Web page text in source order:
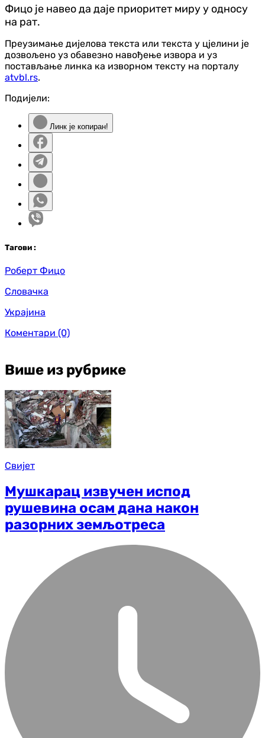
Фицо је навео да даје приоритет миру у односу
на рат.
Преузимање дијелова текста или текста у цјелини је
дозвољено уз обавезно навођење извора и уз
постављање линка ка изворном тексту на порталу
atvbl.rs.
Подијели:
Линк је копиран!
Тагови :
Роберт Фицо
Словачка
Украјина
Коментари (0)
Више из рубрике
Свијет
Мушкарац извучен испод
рушевина осам дана након
разорних земљотреса